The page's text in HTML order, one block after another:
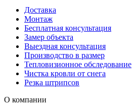
Доставка
Монтаж
Бесплатная консультация
Замер объекта
Выездная консультация
Производство в размер
Тепловизионное обследование
Чистка кровли от снега
Резка штрипсов
О компании